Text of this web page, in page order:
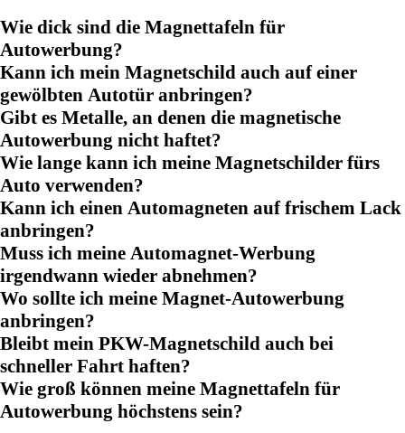
Wie dick sind die Magnettafeln für
Autowerbung?
Kann ich mein Magnetschild auch auf einer
gewölbten Autotür anbringen?
Gibt es Metalle, an denen die magnetische
Autowerbung nicht haftet?
Wie lange kann ich meine Magnetschilder fürs
Auto verwenden?
Kann ich einen Automagneten auf frischem Lack
anbringen?
Muss ich meine Automagnet-Werbung
irgendwann wieder abnehmen?
Wo sollte ich meine Magnet-Autowerbung
anbringen?
Bleibt mein PKW-Magnetschild auch bei
schneller Fahrt haften?
Wie groß können meine Magnettafeln für
Autowerbung höchstens sein?